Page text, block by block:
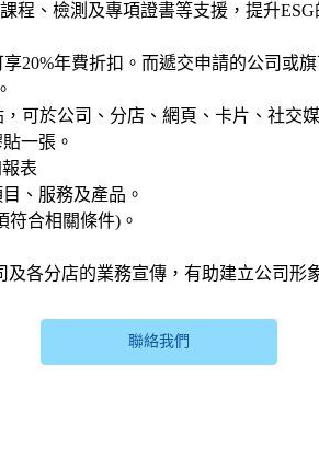
程、檢測及專項證書等支援，提升
年費折扣。而遞交申請的公司或
可於公司、分店、網頁、卡片、社交
一張。
表
、服務及產品。
合相關條件)。
各分店的業務宣傳，有助建立公司
聯絡我們